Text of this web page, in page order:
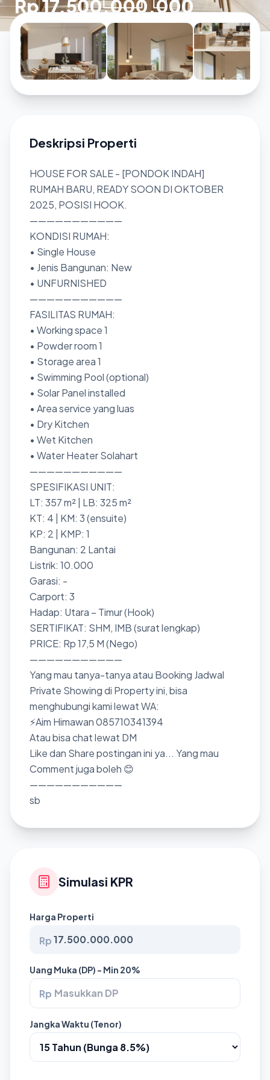
Rp 17.500.000.000
Deskripsi Properti
HOUSE FOR SALE - [PONDOK INDAH]
RUMAH BARU, READY SOON DI OKTOBER
2025, POSISI HOOK.
———————————
KONDISI RUMAH:
• Single House
• Jenis Bangunan: New
• UNFURNISHED
———————————
FASILITAS RUMAH:
• Working space 1
• Powder room 1
• Storage area 1
• Swimming Pool (optional)
• Solar Panel installed
• Area service yang luas
• Dry Kitchen
• Wet Kitchen
• Water Heater Solahart
———————————
SPESIFIKASI UNIT:
LT: 357 m² | LB: 325 m²
KT: 4 | KM: 3 (ensuite)
KP: 2 | KMP: 1
Bangunan: 2 Lantai
Listrik: 10.000
Garasi: -
Carport: 3
Hadap: Utara – Timur (Hook)
SERTIFIKAT: SHM, IMB (surat lengkap)
PRICE: Rp 17,5 M (Nego)
———————————
Yang mau tanya-tanya atau Booking Jadwal
Private Showing di Property ini, bisa
menghubungi kami lewat WA:
⚡Aim Himawan 085710341394
Atau bisa chat lewat DM
Like dan Share postingan ini ya... Yang mau
Comment juga boleh 😊
———————————
sb
Simulasi KPR
Harga Properti
Rp
Uang Muka (DP) - Min 20%
Rp
Jangka Waktu (Tenor)